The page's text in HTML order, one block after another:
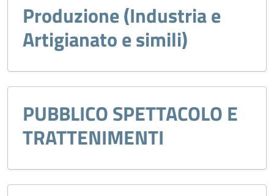
Produzione (Industria e
Artigianato e simili)
PUBBLICO SPETTACOLO E
TRATTENIMENTI